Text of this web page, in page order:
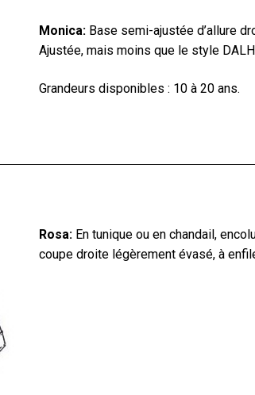
Monica:Base semi-ajustée d’allure
Ajustée, mais moins que le style
Grandeurs disponibles : 10 à 20 ans.
Rosa:En tunique ou en chandail,
coupe droite légèrement évasé, à